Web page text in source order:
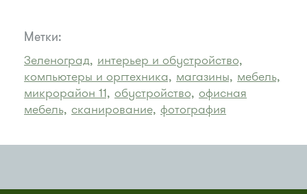
Метки:
Зеленоград, интерьер и обустройство,
компьютеры и оргтехника, магазины, мебель,
микрорайон 11, обустройство, офисная
мебель, сканирование, фотография